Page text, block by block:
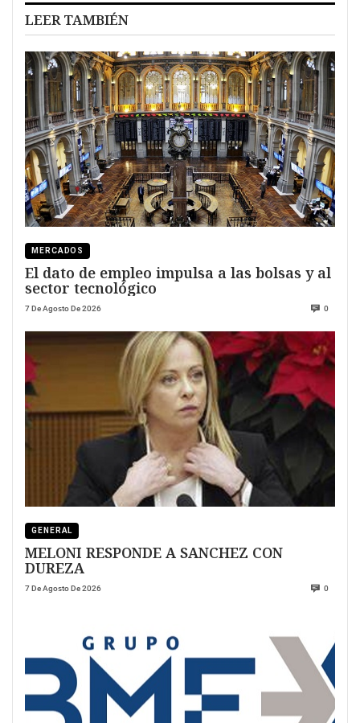
LEER TAMBIÉN
MERCADOS
El dato de empleo impulsa a las bolsas y al
sector tecnológico
7 De Agosto De 2026 0
GENERAL
MELONI RESPONDE A SANCHEZ CON
DUREZA
7 De Agosto De 2026 0